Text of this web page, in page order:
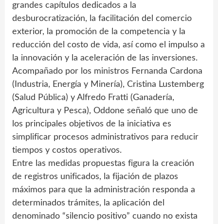
grandes capítulos dedicados a la
desburocratización, la facilitación del comercio
exterior, la promoción de la competencia y la
reducción del costo de vida, así como el impulso a
la innovación y la aceleración de las inversiones.
Acompañado por los ministros Fernanda Cardona
(Industria, Energía y Minería), Cristina Lustemberg
(Salud Pública) y Alfredo Fratti (Ganadería,
Agricultura y Pesca), Oddone señaló que uno de
los principales objetivos de la iniciativa es
simplificar procesos administrativos para reducir
tiempos y costos operativos.
Entre las medidas propuestas figura la creación
de registros unificados, la fijación de plazos
máximos para que la administración responda a
determinados trámites, la aplicación del
denominado “silencio positivo” cuando no exista